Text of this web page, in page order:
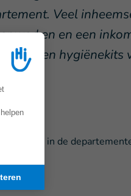
Veel
werken en een
en hygiënekits
mijnen in de